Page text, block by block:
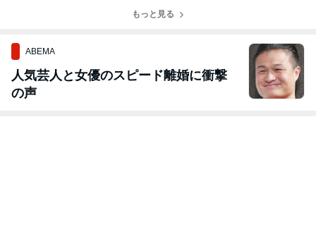
鍵屋
もっと見る
ABEMA
人気芸人と女優のスピード離婚に衝撃
の声